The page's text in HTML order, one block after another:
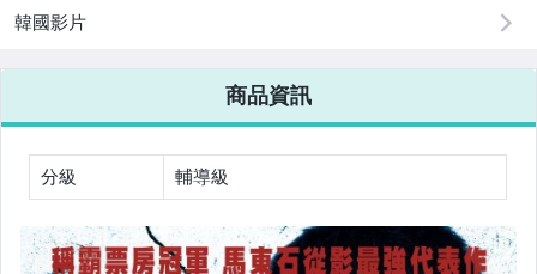
韓國影片
商品資訊
分級 輔導級